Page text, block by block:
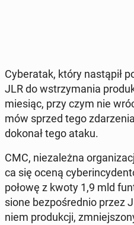
Cy­be­ra­tak, który na­stą­pił
JLR do wstrzy­ma­nia
miesiąc, przy czym nie
mów sprzed tego
dokonał tego ataku.
CMC, nie­za­leż­na
ca się oceną
połowę z kwoty 1,9 mld
sio­ne bez­po­śred­nio przez
niem pro­duk­cji,